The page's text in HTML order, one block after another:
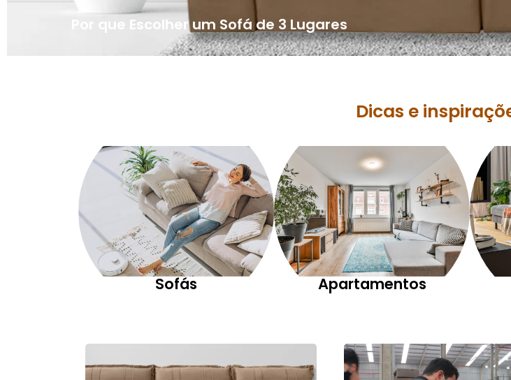
Por que Escolher um Sofá de 3 Lugares
Dicas e
Sofás Apartamentos